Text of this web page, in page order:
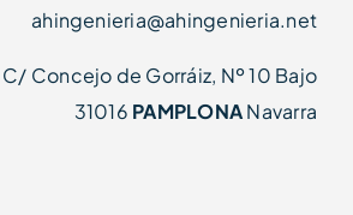
ahingenieria@ahingenieria.net
C/ Concejo de Gorráiz, Nº 10 Bajo
31016 PAMPLONANavarra